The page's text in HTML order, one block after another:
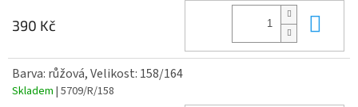
390 Kč
Barva: růžová, Velikost: 158/164
Skladem | 5709/R/158